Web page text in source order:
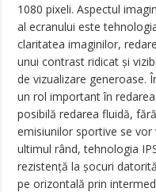
1080 pixeli. Aspectul
al ecranului este
claritatea imaginilor,
unui contrast ridicat și
de vizualizare generoase.
un rol important în
posibilă redarea fluidă,
emisiunilor sportive se
ultimul rând, tehnologia
rezistență la șocuri
pe orizontală prin